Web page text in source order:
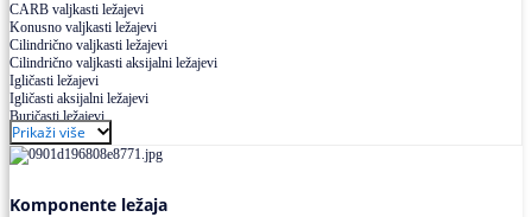
CARB valjkasti ležajevi
Konusno valjkasti ležajevi
Cilindrično valjkasti ležajevi
Cilindrično valjkasti aksijalni ležajevi
Igličasti ležajevi
Igličasti aksijalni ležajevi
Buričasti ležajevi
Buričasti zaptiveni ležajevi
Buričasti aksijalni ležajevi
Prikaži više
Komponente ležaja